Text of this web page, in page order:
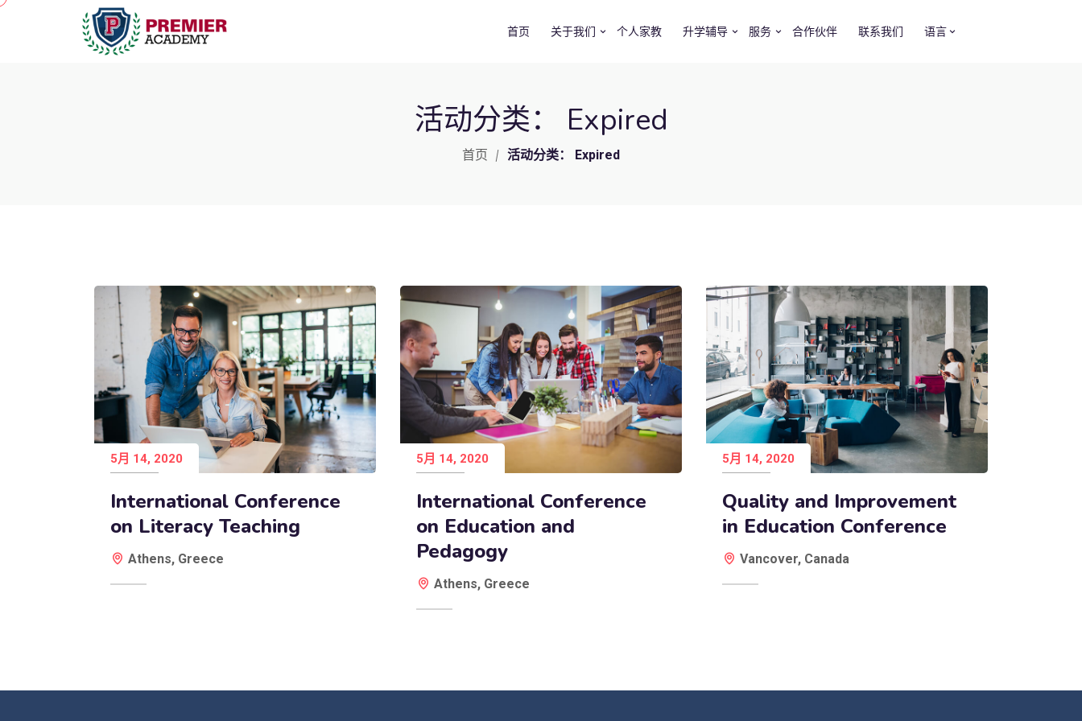
首页 关于我们 个人家教 升学辅导 服务 合作伙伴 联系我们 语言
活动分类： Expired
首页 活动分类： Expired
5月 14, 2020
International Conference
on Literacy Teaching
Athens, Greece
5月 14, 2020
International Conference
on Education and
Pedagogy
Athens, Greece
5月 14, 2020
Quality and Improvement
in Education Conference
Vancover, Canada